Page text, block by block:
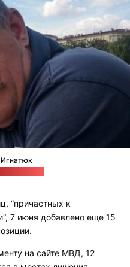
“причастных к
7 июня добавлено еще 15
на сайте МВД, 12